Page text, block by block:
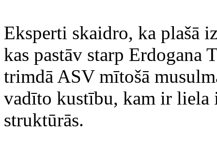
Eksperti skaidro, ka plašā
kas pastāv starp Erdogana
trimdā ASV mītošā
vadīto kustību, kam ir liela
struktūrās.